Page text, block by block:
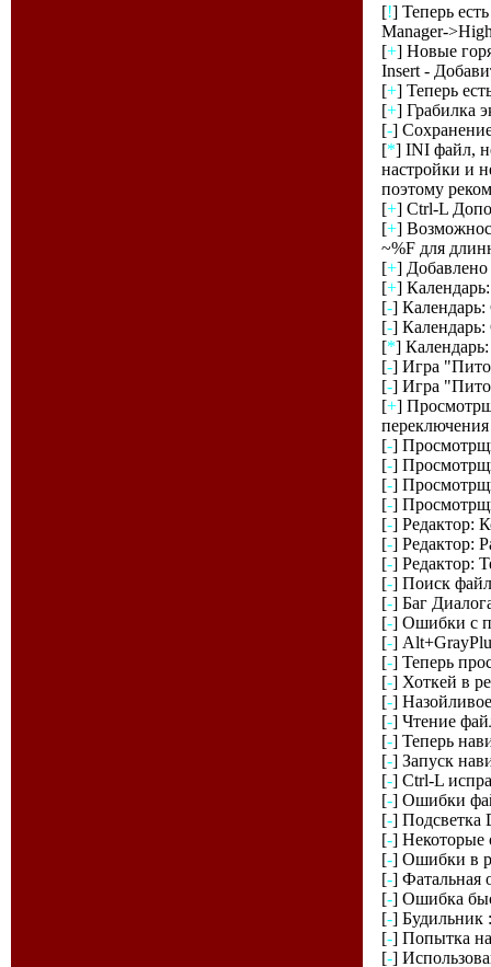
[!] Теперь
Manager-
[+] Новые
Insert -
[+] Теперь
[+] Грабилка
[-]
[*] INI файл,
настройки и
поэтому
[+] Ctrl-L
[+]
~%F для
[+]
[+]
[-]
[-] Календарь:
[*]
[-] Игра
[-] Игра
[+]
[-]
[-]
[-]
[-]
[-] Редактор:
[-] Редактор:
[-] Редактор:
[-] Поиск
[-] Баг
[-] Ошибки с
[-]
[-] Теперь
[-] Хоткей в
[-]
[-] Чтение
[-] Теперь
[-] Запуск
[-] Ctrl-L
[-] Ошибки
[-] Подсветка
[-] Некоторые
[-] Ошибки в
[-] Фатальная
[-] Ошибка
[-] Будильник
[-] Попытка
[-]